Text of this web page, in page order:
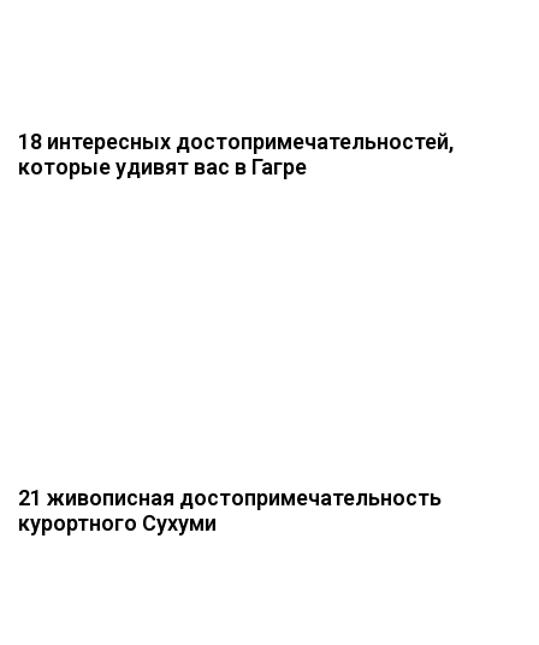
18 интересных достопримечательностей,
которые удивят вас в Гагре
21 живописная достопримечательность
курортного Сухуми